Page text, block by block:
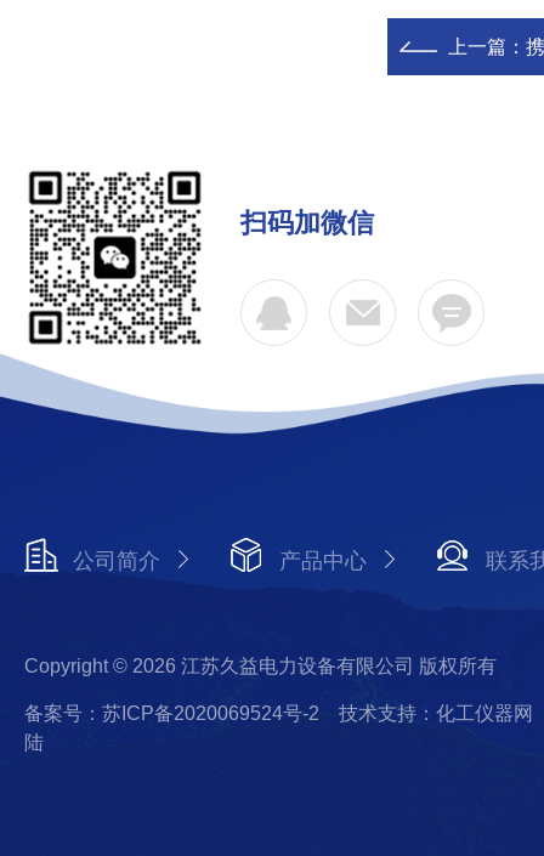
上一篇：
扫码加微信
公司简介 产品中心 联系
Copyright © 2026 江苏久益电力设备有限公司 版权所有
备案号：苏ICP备2020069524号-2
技术支持：化工仪器网
陆